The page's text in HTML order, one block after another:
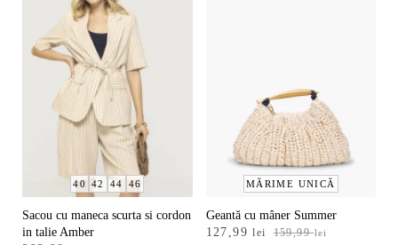
40 42 44 46
Sacou cu maneca scurta si cordon
in talie Amber
MĂRIME UNICĂ
Geantă cu mâner Summer
159,99lei
Prețul
127,99lei
Prețul